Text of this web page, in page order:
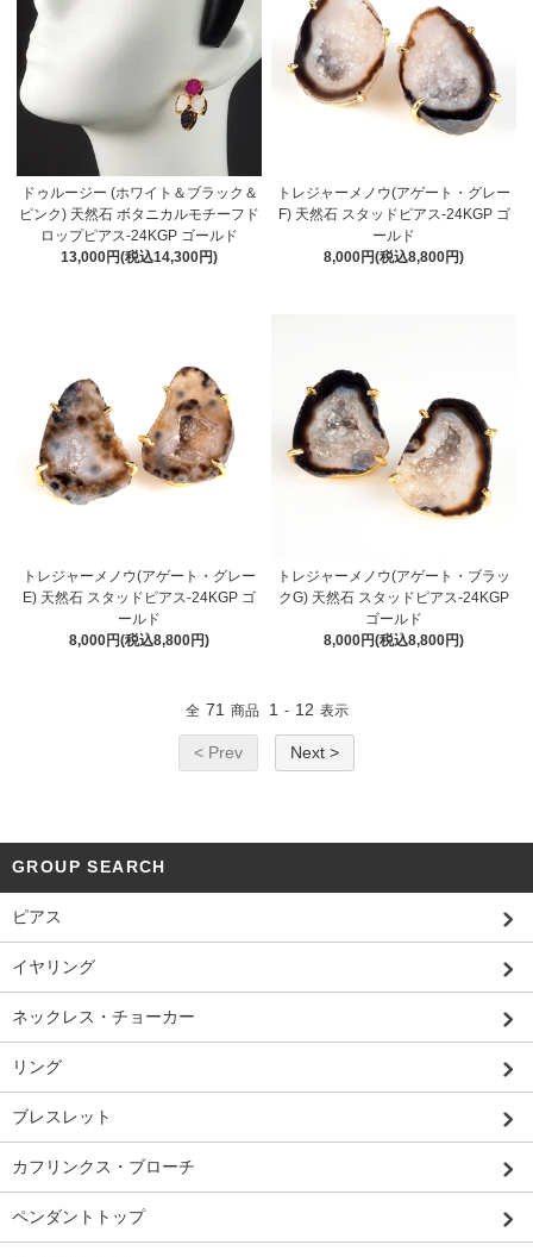
ドゥルージー (ホワイト＆ブラック＆
ピンク) 天然石 ボタニカルモチーフド
ロップピアス-24KGP ゴールド
13,000円(税込14,300円)
トレジャーメノウ(アゲート・グレー
F) 天然石 スタッドピアス-24KGP ゴ
ールド
8,000円(税込8,800円)
トレジャーメノウ(アゲート・グレー
E) 天然石 スタッドピアス-24KGP ゴ
ールド
8,000円(税込8,800円)
トレジャーメノウ(アゲート・ブラッ
クG) 天然石 スタッドピアス-24KGP
ゴールド
8,000円(税込8,800円)
全 71 商品 1 - 12 表示
< Prev Next >
GROUP SEARCH
ピアス
イヤリング
ネックレス・チョーカー
リング
ブレスレット
カフリンクス・ブローチ
ペンダントトップ